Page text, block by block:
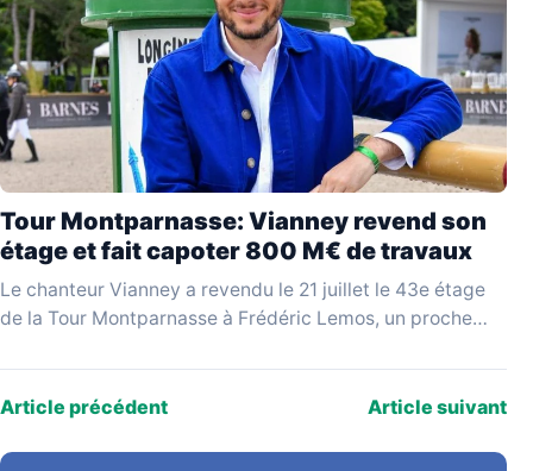
Tour Montparnasse: Vianney revend son
étage et fait capoter 800 M€ de travaux
Le chanteur Vianney a revendu le 21 juillet le 43e étage
de la Tour Montparnasse à Frédéric Lemos, un proche
Article précédent Article suivant